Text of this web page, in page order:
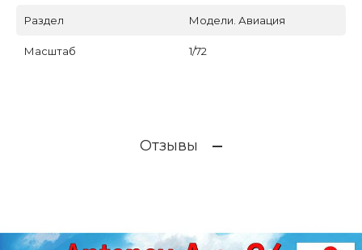
Раздел Модели. Авиация
Масштаб 1/72
Отзывы